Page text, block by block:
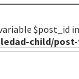
$post_id in
child/